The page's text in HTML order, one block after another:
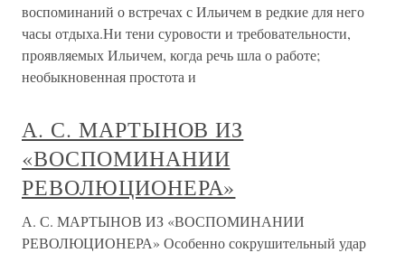
воспоминаний о встречах с Ильичем в редкие для него
часы отдыха.Ни тени суровости и требовательности,
проявляемых Ильичем, когда речь шла о работе;
необыкновенная простота и
А. С. МАРТЫНОВ ИЗ
«ВОСПОМИНАНИИ
РЕВОЛЮЦИОНЕРА»
А. С. МАРТЫНОВ ИЗ «ВОСПОМИНАНИИ
РЕВОЛЮЦИОНЕРА» Особенно сокрушительный удар